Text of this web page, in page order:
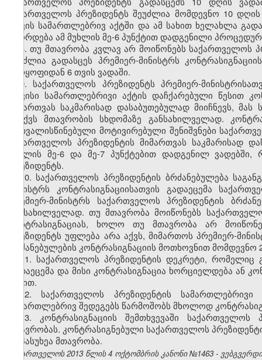
საქართველოს პრეზიდენტს შეუძლია მომდევნო 10
თავის სამართლებრივ აქტში და ამ სახით ხელახლა
მეორდება ამ მუხლის მე-6 პუნქტით დადგენილი
8. თუ მთავრობა კვლავ არ მოიწონებს საქართველოს
შეუძლია გადასცეს პრემიერ-მინისტრს
უარყოფიდან 6 თვის ვადაში.
9. საქართველოს პრეზიდენტს პრემიერ-
თავისი სამართლებრივი აქტის დაჩქარებული წესით
მიმართვას საკმარისად დასაბუთებულად მიიჩნევს,
გააქვს მთავრობის სხდომაზე განსახილველად.
გათვალისწინებული მოტივირებული შენიშვნები
საქართველოს პრეზიდენტის მიმართვას საკმარისად
მუხლის მე-6 და მე-7 პუნქტებით დადგენილ
პრეზიდენტს.
10. საქართველოს პრეზიდენტის ბრძანებულება
მინისტრს კონტრასიგნაციისათვის გადაეცემა
პრემიერ-მინისტრს საქართველოს პრეზიდენტის
განსახილველად. თუ მთავრობა მოიწონებს
კონტრასიგნაციას, ხოლო თუ მთავრობა არ
პრეზიდენტს უფლება არა აქვს, მიმართოს პრემიერ-
ბრძანებულების კონტრასიგნაციის მოთხოვნით მომდევნო
11. საქართველოს პრეზიდენტის დეკრეტი, რომელიც
გადაეცემა და მისი კონტრასიგნაცია ხორციელდება ან
წესით.
12. საქართველოს პრეზიდენტის
სამართლებრივ შედეგებს წარმოშობს მხოლოდ
13. კონტრასიგნაციის შემთხვევაში
მთავრობას. კონტრასიგნებული საქართველოს
მოპასუხეა მთავრობა.
საქართველოს 2013 წლის 4 ოქტომბრის კანონი №1463 -